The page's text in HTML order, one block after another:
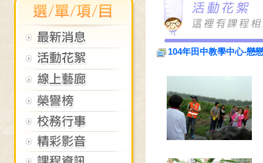
104年田中教學中心-戀